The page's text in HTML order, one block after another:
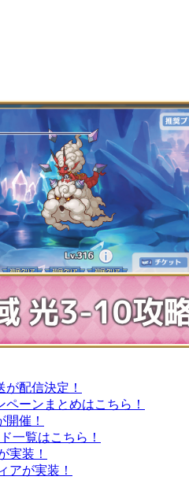
が配信決定！
ーンまとめはこちら！
催！
一覧はこちら！
実装！
アが実装！